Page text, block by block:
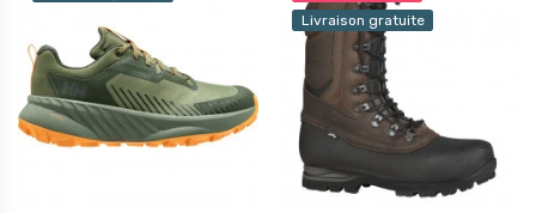
Livraison gratuite